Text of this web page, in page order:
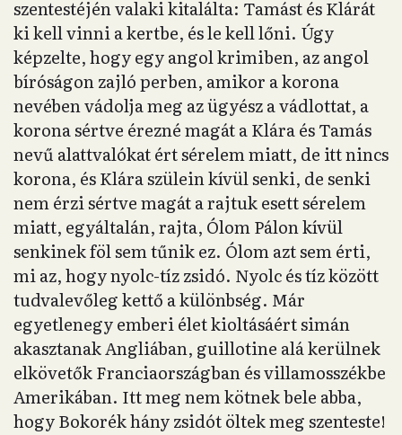
szentestéjén valaki kitalálta: Tamást és Klárát
ki kell vinni a kertbe, és le kell lőni. Úgy
képzelte, hogy egy angol krimiben, az angol
bíróságon zajló perben, amikor a korona
nevében vádolja meg az ügyész a vádlottat, a
korona sértve érezné magát a Klára és Tamás
nevű alattvalókat ért sérelem miatt, de itt nincs
korona, és Klára szülein kívül senki, de senki
nem érzi sértve magát a rajtuk esett sérelem
miatt, egyáltalán, rajta, Ólom Pálon kívül
senkinek föl sem tűnik ez. Ólom azt sem érti,
mi az, hogy nyolc-tíz zsidó. Nyolc és tíz között
tudvalevőleg kettő a különbség. Már
egyetlenegy emberi élet kioltásáért simán
akasztanak Angliában, guillotine alá kerülnek
elkövetők Franciaországban és villamosszékbe
Amerikában. Itt meg nem kötnek bele abba,
hogy Bokorék hány zsidót öltek meg szenteste!